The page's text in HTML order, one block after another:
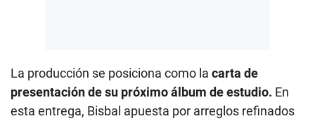
La producción se posiciona como la carta de
presentación de su próximo álbum de estudio. En
esta entrega, Bisbal apuesta por arreglos refinados